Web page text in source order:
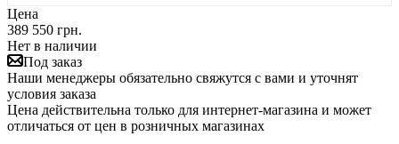
Цена
389 550 грн.
Нет в наличии
Под заказ
Наши менеджеры обязательно свяжутся с вами и уточнят
условия заказа
Цена действительна только для интернет-магазина и может
отличаться от цен в розничных магазинах